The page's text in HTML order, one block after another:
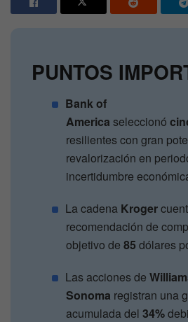
PUNTOS
Bank of
America seleccionó
resilientes con gran
revalorización en
incertidumbre
La cadena Kroger
recomendación de
objetivo de85 dólares
Las acciones de
Sonoma registran una
acumulada del34%